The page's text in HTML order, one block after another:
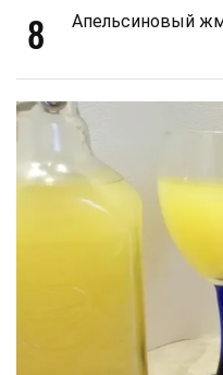
8 Апельсиновый